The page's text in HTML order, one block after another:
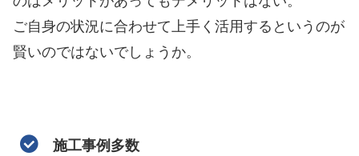
ご自身の状況に合わせて上手く活用するというのが
賢いのではないでしょうか。
施工事例多数